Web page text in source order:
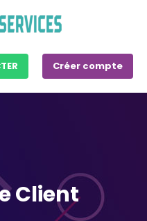
Créer compte
Client